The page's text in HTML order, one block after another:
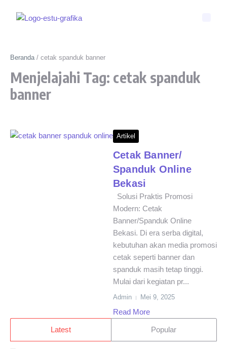
Beranda/ cetak spanduk banner
Menjelajahi Tag: cetak spanduk
banner
Artikel
Cetak Banner/
Spanduk Online
Bekasi
Solusi Praktis Promosi
Modern: Cetak
Banner/Spanduk Online
Bekasi. Di era serba digital,
kebutuhan akan media promosi
cetak seperti banner dan
spanduk masih tetap tinggi.
Mulai dari kegiatan pr...
Admin Mei 9, 2025
Read More
Latest Popular